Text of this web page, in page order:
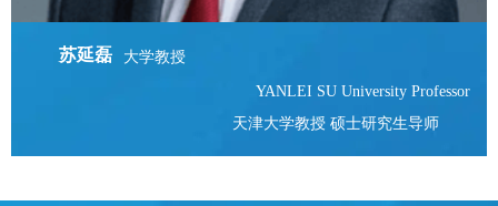
苏延磊 大学教授
YANLEI SU University Professor
天津大学教授 硕士研究生导师